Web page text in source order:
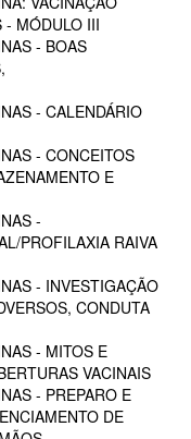
- MÓDULO III
- BOAS
- CALENDÁRIO
- CONCEITOS
E
-
PROFILAXIA RAIVA
- INVESTIGAÇÃO
CONDUTA
- MITOS E
VACINAIS
- PREPARO E
DE